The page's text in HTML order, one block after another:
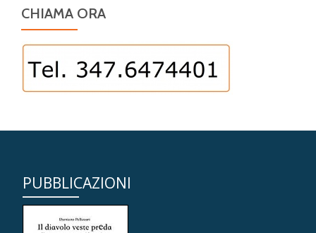
CHIAMA ORA
PUBBLICAZIONI